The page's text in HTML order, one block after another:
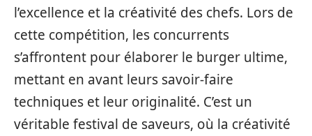
l’excellence et la créativité des chefs. Lors de
cette compétition, les concurrents
s’affrontent pour élaborer le burger ultime,
mettant en avant leurs savoir-faire
techniques et leur originalité. C’est un
véritable festival de saveurs, où la créativité